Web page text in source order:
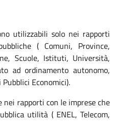
utilizzabili solo nei rapporti
( Comuni, Province,
Scuole, Istituti, Università,
ad ordinamento autonomo,
Economici).
rapporti con le imprese che
utilità ( ENEL, Telecom,